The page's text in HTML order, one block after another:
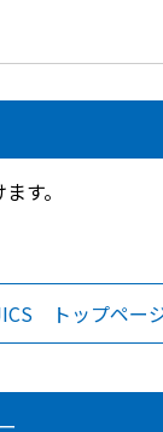
す。
トップペー